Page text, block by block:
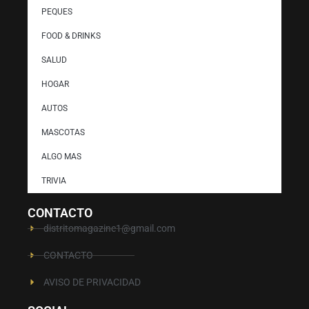
PEQUES
FOOD & DRINKS
SALUD
HOGAR
AUTOS
MASCOTAS
ALGO MAS
TRIVIA
CONTACTO
distritomagazine1@gmail.com
CONTACTO
AVISO DE PRIVACIDAD